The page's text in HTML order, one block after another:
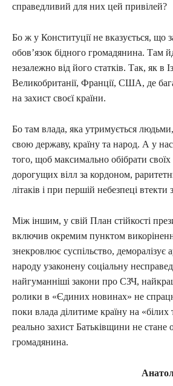
справедливий для них цей привілей?
Бо ж у Конституції не вказується, що
обов’язок бідного громадянина. Там
незалежно від його статків. Так, як в
Великобританії, Франції, США, де
на захист своєї країни.
Бо там влада, яка утримується людьми,
свою державу, країну та народ. А у
того, щоб максимально обібрати
дорогущих вілл за кордоном,
літаків і при першій небезпеці втекти
Між іншим, у свій План стійкості
включив окремим пунктом
знекровлює суспільство, деморалізує
народу узаконену со­ціальну
найгуманніші закони про СЗЧ,
ролики в «Єдиних новинах» не
поки влада ділитиме країну на
реально захист Батьківщини не стане
громадянина.